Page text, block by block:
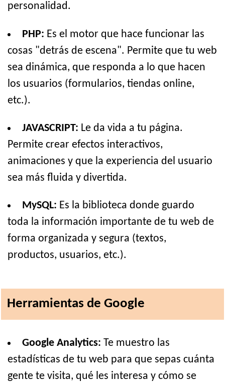
personalidad.
PHP: Es el motor que hace funcionar las
cosas "detrás de escena". Permite que tu web
sea dinámica, que responda a lo que hacen
los usuarios (formularios, tiendas online,
etc.).
JAVASCRIPT: Le da vida a tu página.
Permite crear efectos interactivos,
animaciones y que la experiencia del usuario
sea más fluida y divertida.
MySQL: Es la biblioteca donde guardo
toda la información importante de tu web de
forma organizada y segura (textos,
productos, usuarios, etc.).
Herramientas de Google
Google Analytics: Te muestro las
estadísticas de tu web para que sepas cuánta
gente te visita, qué les interesa y cómo se